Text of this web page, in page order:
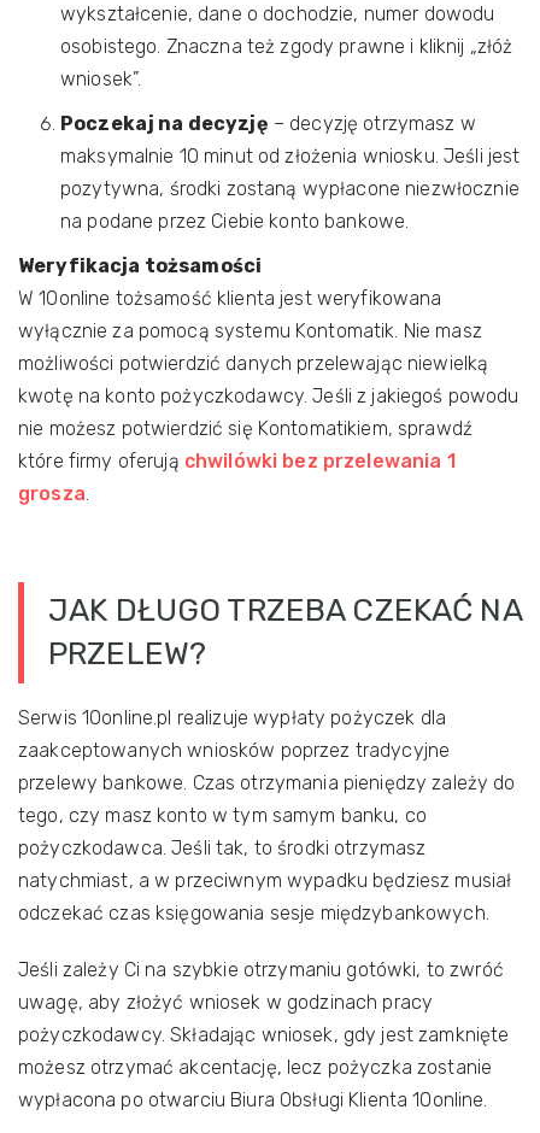
wykształcenie, dane o dochodzie, numer dowodu
osobistego. Znaczna też zgody prawne i kliknij „złóż
wniosek”.
Poczekaj na decyzję – decyzję otrzymasz w
maksymalnie 10 minut od złożenia wniosku. Jeśli jest
pozytywna, środki zostaną wypłacone niezwłocznie
na podane przez Ciebie konto bankowe.
Weryfikacja tożsamości
W 10online tożsamość klienta jest weryfikowana
wyłącznie za pomocą systemu Kontomatik. Nie masz
możliwości potwierdzić danych przelewając niewielką
kwotę na konto pożyczkodawcy. Jeśli z jakiegoś powodu
nie możesz potwierdzić się Kontomatikiem, sprawdź
które firmy oferują chwilówki bez przelewania 1
grosza.
JAK DŁUGO TRZEBA CZEKAĆ NA
PRZELEW?
Serwis 10online.pl realizuje wypłaty pożyczek dla
zaakceptowanych wniosków poprzez tradycyjne
przelewy bankowe. Czas otrzymania pieniędzy zależy do
tego, czy masz konto w tym samym banku, co
pożyczkodawca. Jeśli tak, to środki otrzymasz
natychmiast, a w przeciwnym wypadku będziesz musiał
odczekać czas księgowania sesje międzybankowych.
Jeśli zależy Ci na szybkie otrzymaniu gotówki, to zwróć
uwagę, aby złożyć wniosek w godzinach pracy
pożyczkodawcy. Składając wniosek, gdy jest zamknięte
możesz otrzymać akcentację, lecz pożyczka zostanie
wypłacona po otwarciu Biura Obsługi Klienta 10online.